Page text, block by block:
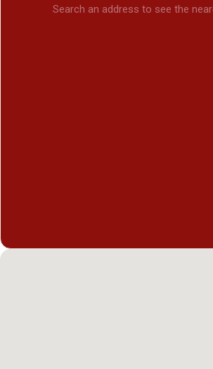
Search an address to see the